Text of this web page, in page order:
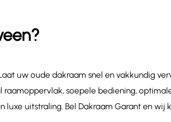
uw oude dakraam snel en vakkundig
soepele bediening,
uitstraling. Bel Dakraam Garant en wij